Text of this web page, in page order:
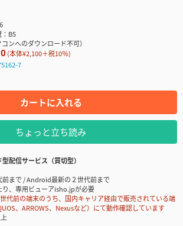
B5
ンへのダウンロード不可）
(本体¥2,100＋税10％)
7
カートに入れる
ちょっと立ち読み
配信サービス（買切型）
前まで / Android最新の２世代前まで
、専用ビューアisho.jpが必要
前の端末のうち、国内キャリア経由で販売されている端
、ARROWS、Nexusなど）にて動作確認しています